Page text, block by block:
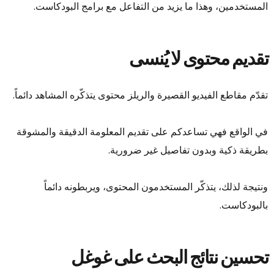
المستخدمين، وهذا ما يزيد من التفاعل مع برامج البودكاست.
تقديم محتوى لا يُنسى
تقدّم مقاطع الفيديو القصيرة والريلز محتوى يتذكّره المشاهد دائماً.
في الواقع فهي تساعدكم على تقديم المعلومة الدقيقة والمشوقة
بطريقة ذكية وبدون تفاصيل غير ضرورية.
ونتيجة لذلك، يتذكّر المستخدمون المحتوى، ويربطونه دائماً
بالبودكاست.
تحسين نتائج البحث على غوغل